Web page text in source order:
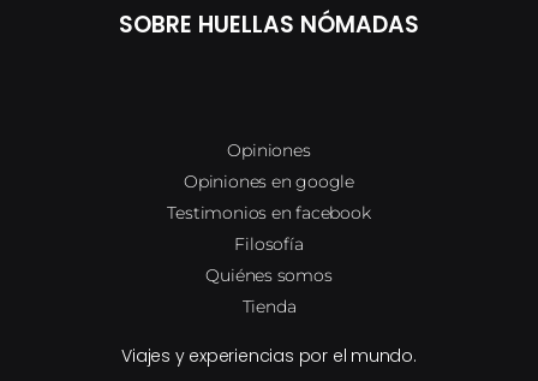
SOBRE HUELLAS NÓMADAS
Opiniones
Opiniones en google
Testimonios en facebook
Filosofía
Quiénes somos
Tienda
Viajes y experiencias por el mundo.